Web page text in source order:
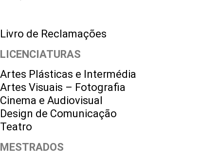
Livro de Reclamações
LICENCIATURAS
Artes Plásticas e Intermédia
Artes Visuais – Fotografia
Cinema e Audiovisual
Design de Comunicação
Teatro
MESTRADOS